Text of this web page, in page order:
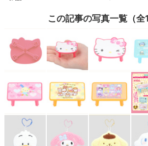
この記事の写真一覧（全